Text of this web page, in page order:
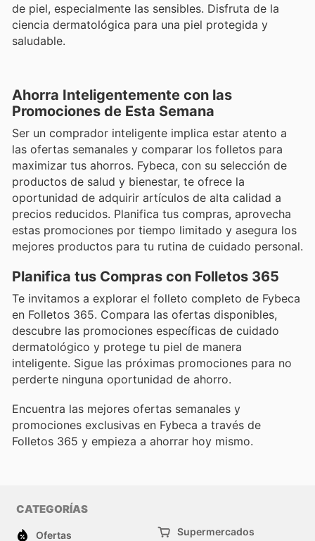
de piel, especialmente las sensibles. Disfruta de la
ciencia dermatológica para una piel protegida y
saludable.
Ahorra Inteligentemente con las
Promociones de Esta Semana
Ser un comprador inteligente implica estar atento a
las ofertas semanales y comparar los folletos para
maximizar tus ahorros. Fybeca, con su selección de
productos de salud y bienestar, te ofrece la
oportunidad de adquirir artículos de alta calidad a
precios reducidos. Planifica tus compras, aprovecha
estas promociones por tiempo limitado y asegura los
mejores productos para tu rutina de cuidado personal.
Planifica tus Compras con Folletos 365
Te invitamos a explorar el folleto completo de Fybeca
en Folletos 365. Compara las ofertas disponibles,
descubre las promociones específicas de cuidado
dermatológico y protege tu piel de manera
inteligente. Sigue las próximas promociones para no
perderte ninguna oportunidad de ahorro.
Encuentra las mejores ofertas semanales y
promociones exclusivas en Fybeca a través de
Folletos 365 y empieza a ahorrar hoy mismo.
CATEGORÍAS
Ofertas Supermercados